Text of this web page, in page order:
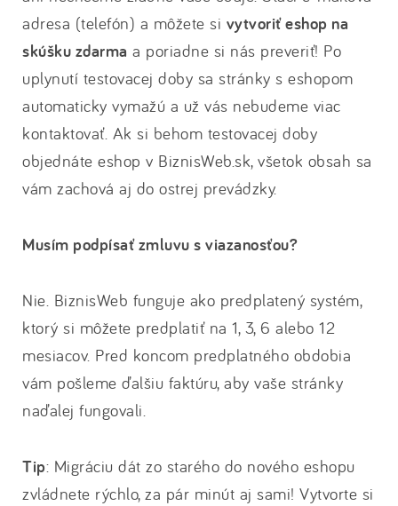
adresa (telefón) a môžete si vytvoriť eshop na
skúšku zdarma a poriadne si nás preveriť! Po
uplynutí testovacej doby sa stránky s eshopom
automaticky vymažú a už vás nebudeme viac
kontaktovať. Ak si behom testovacej doby
objednáte eshop v BiznisWeb.sk, všetok obsah sa
vám zachová aj do ostrej prevádzky.
Musím podpísať zmluvu s viazanosťou?
Nie. BiznisWeb funguje ako predplatený systém,
ktorý si môžete predplatiť na 1, 3, 6 alebo 12
mesiacov. Pred koncom predplatného obdobia
vám pošleme ďalšiu faktúru, aby vaše stránky
naďalej fungovali.
Tip: Migráciu dát zo starého do nového eshopu
zvládnete rýchlo, za pár minút aj sami! Vytvorte si